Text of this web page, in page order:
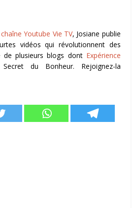
chaîne Youtube Vie TV, Josiane publie
vidéos qui révolutionnent des
de plusieurs blogs dont Expérience
du Bonheur. Rejoignez-la